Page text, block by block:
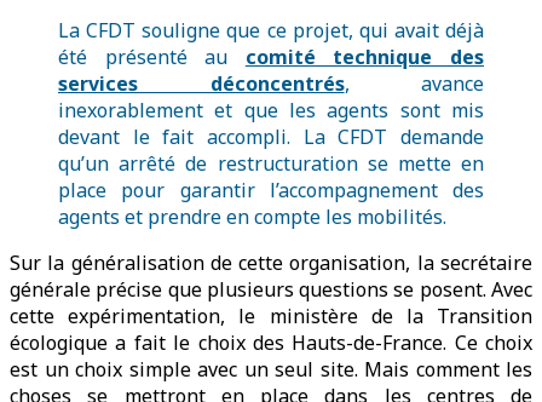
La CFDT souligne que ce projet, qui avait déjà
été présenté au comité technique des
services déconcentrés, avance
inexorablement et que les agents sont mis
devant le fait accompli. La CFDT demande
qu’un arrêté de restructuration se mette en
place pour garantir l’accompagnement des
agents et prendre en compte les mobilités.
Sur la généralisation de cette organisation, la secrétaire
générale précise que plusieurs questions se posent. Avec
cette expérimentation, le ministère de la Transition
écologique a fait le choix des Hauts-de-France. Ce choix
est un choix simple avec un seul site. Mais comment les
choses se mettront en place dans les centres de